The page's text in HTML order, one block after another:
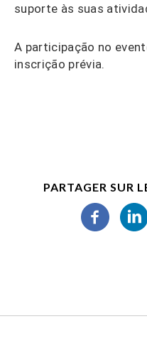
suporte às suas
A participação no
inscrição prévia.
PARTAGER SUR